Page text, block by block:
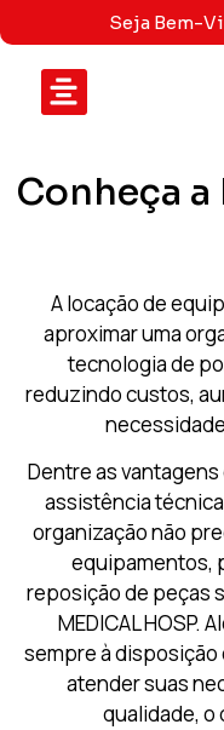
Seja Bem-
Conheça a
A locação de
aproximar uma
tecnologia de
reduzindo custos,
Dentre as
assistência
organização não
equipamentos,
reposição de peças
MEDICAL HOSP.
sempre à
atender suas
qualidade, o